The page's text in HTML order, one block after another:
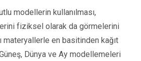
modellerin kullanılması,
fiziksel olarak da görmelerini
materyallerle en basitinden kağıt
Dünya ve Ay modellemeleri